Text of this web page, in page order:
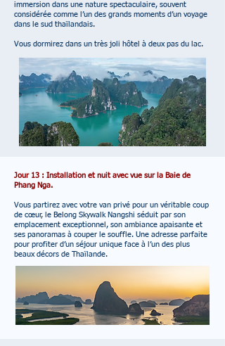
immersion dans une nature spectaculaire, souvent
considérée comme l’un des grands moments d’un voyage
dans le sud thaïlandais.
Vous dormirez dans un très joli hôtel à deux pas du lac.
Jour 13 : Installation et nuit avec vue sur la Baie de
Phang Nga.
Vous partirez avec votre van privé pour un véritable coup
de cœur, le Belong Skywalk Nangshi séduit par son
emplacement exceptionnel, son ambiance apaisante et
ses panoramas à couper le souffle. Une adresse parfaite
pour profiter d’un séjour unique face à l’un des plus
beaux décors de Thaïlande.